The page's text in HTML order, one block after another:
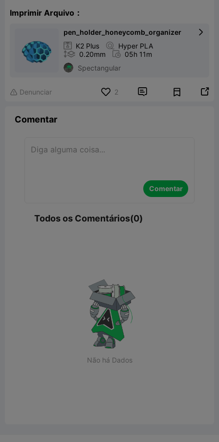
Imprimir Arquivo：
pen_holder_honeycomb_organizer 
 K2 Plus  Hyper PLA
 0.20mm  05h 11m
Spectangular
 Denunciar 2  
Comentar
Comentar
Todos os Comentários(0)
Não há Dados